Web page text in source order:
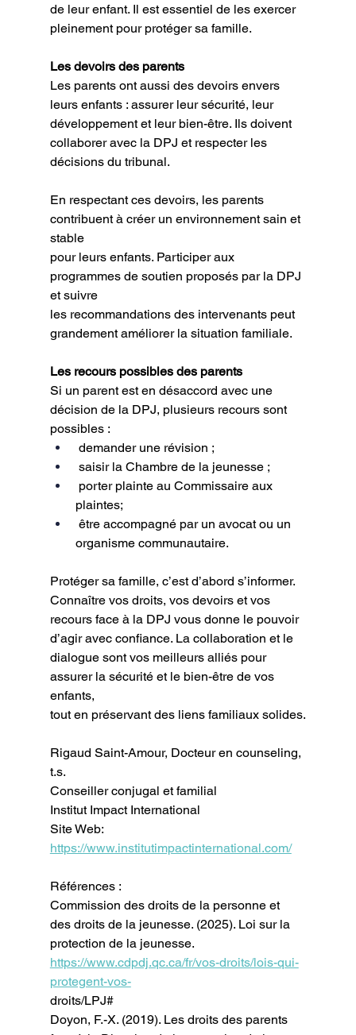
de leur enfant. Il est essentiel de les exercer
pleinement pour protéger sa famille.
Les devoirs des parents
Les parents ont aussi des devoirs envers
leurs enfants : assurer leur sécurité, leur
développement et leur bien-être. Ils doivent
collaborer avec la DPJ et respecter les
décisions du tribunal.
En respectant ces devoirs, les parents
contribuent à créer un environnement sain et
stable
pour leurs enfants. Participer aux
programmes de soutien proposés par la DPJ
et suivre
les recommandations des intervenants peut
grandement améliorer la situation familiale.
Les recours possibles des parents
Si un parent est en désaccord avec une
décision de la DPJ, plusieurs recours sont
possibles :
demander une révision ;
saisir la Chambre de la jeunesse ;
porter plainte au Commissaire aux
plaintes;
être accompagné par un avocat ou un
organisme communautaire.
Protéger sa famille, c’est d’abord s’informer.
Connaître vos droits, vos devoirs et vos
recours face à la DPJ vous donne le pouvoir
d’agir avec confiance. La collaboration et le
dialogue sont vos meilleurs alliés pour
assurer la sécurité et le bien-être de vos
enfants,
tout en préservant des liens familiaux solides.
Rigaud Saint-Amour, Docteur en counseling,
t.s.
Conseiller conjugal et familial
Institut Impact International
Site Web:
https://www.institutimpactinternational.com/
Références :
Commission des droits de la personne et
des droits de la jeunesse. (2025). Loi sur la
protection de la jeunesse.
https://www.cdpdj.qc.ca/fr/vos-droits/lois-qui-
protegent-vos-
droits/LPJ#
Doyon, F.-X. (2019). Les droits des parents